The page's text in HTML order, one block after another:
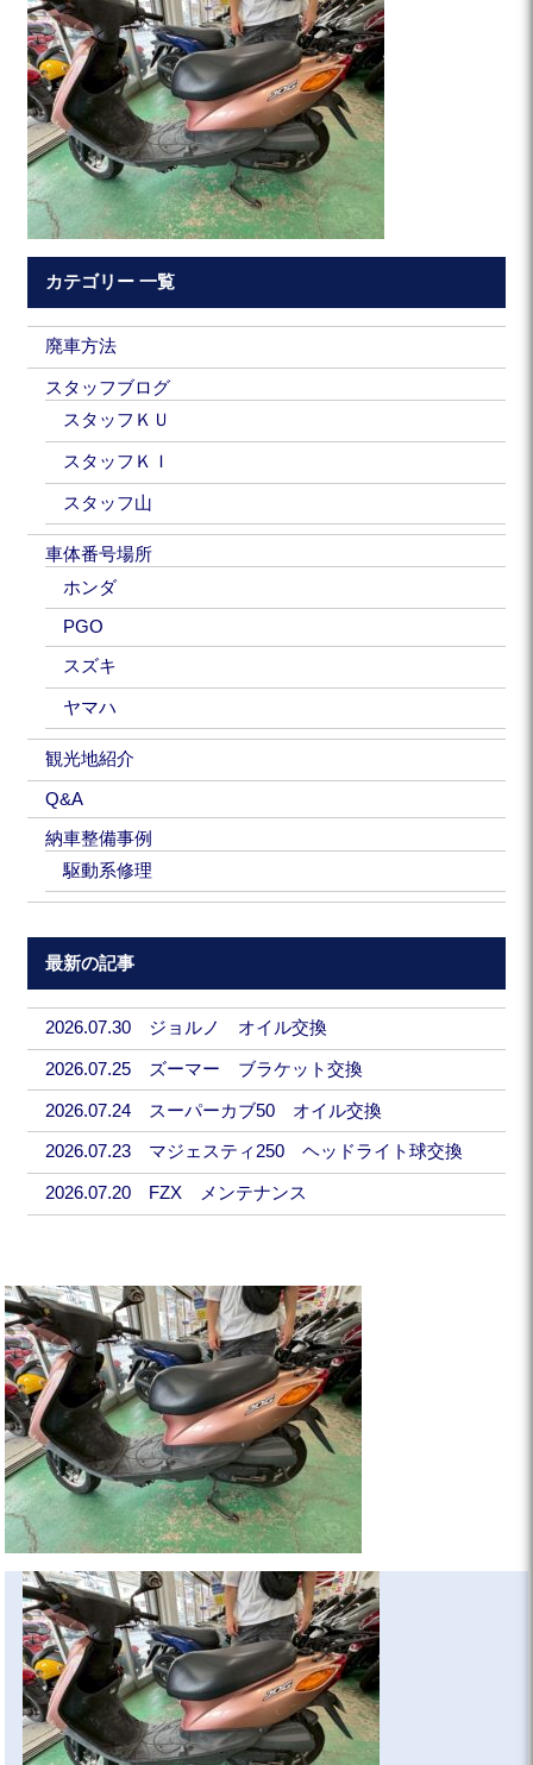
カテゴリー 一覧
廃車方法
スタッフブログ
スタッフＫＵ
スタッフＫＩ
スタッフ山
車体番号場所
ホンダ
PGO
スズキ
ヤマハ
観光地紹介
Q&A
納車整備事例
駆動系修理
最新の記事
2026.07.30 ジョルノ オイル交換
2026.07.25 ズーマー ブラケット交換
2026.07.24 スーパーカブ50 オイル交換
2026.07.23 マジェスティ250 ヘッドライト球交換
2026.07.20 FZX メンテナンス